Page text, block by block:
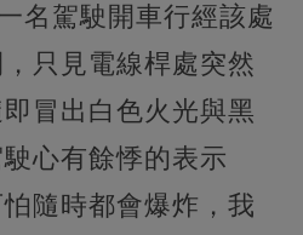
名駕駛開車行經該處
只見電線桿處突然
冒出白色火光與黑
心有餘悸的表示
怕隨時都會爆炸，我